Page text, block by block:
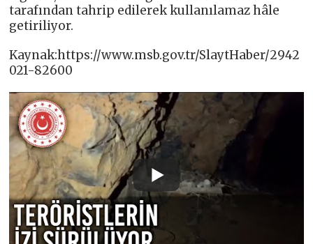
tarafından tahrip edilerek kullanılamaz hâle
getiriliyor.
Kaynak:https://www.msb.gov.tr/SlaytHaber/2942
021-82600